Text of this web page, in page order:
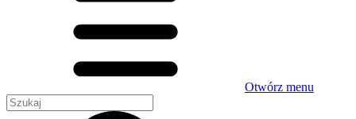
Otwórz menu